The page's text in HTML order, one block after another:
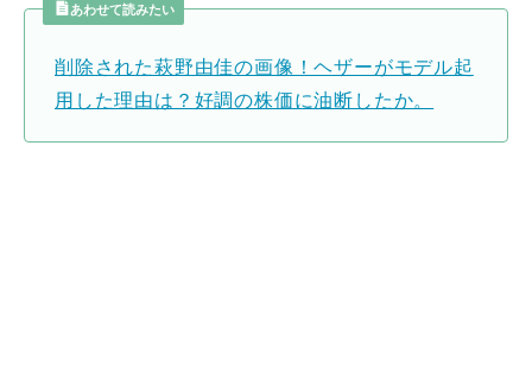
あわせて読みたい
削除された萩野由佳の画像！ヘザーがモデル起
用した理由は？好調の株価に油断したか。